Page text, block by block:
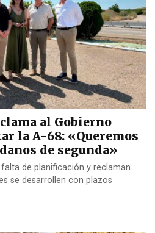
al Gobierno
la A-68: «Queremos
de segunda»
de planificación y reclaman
se desarrollen con plazos